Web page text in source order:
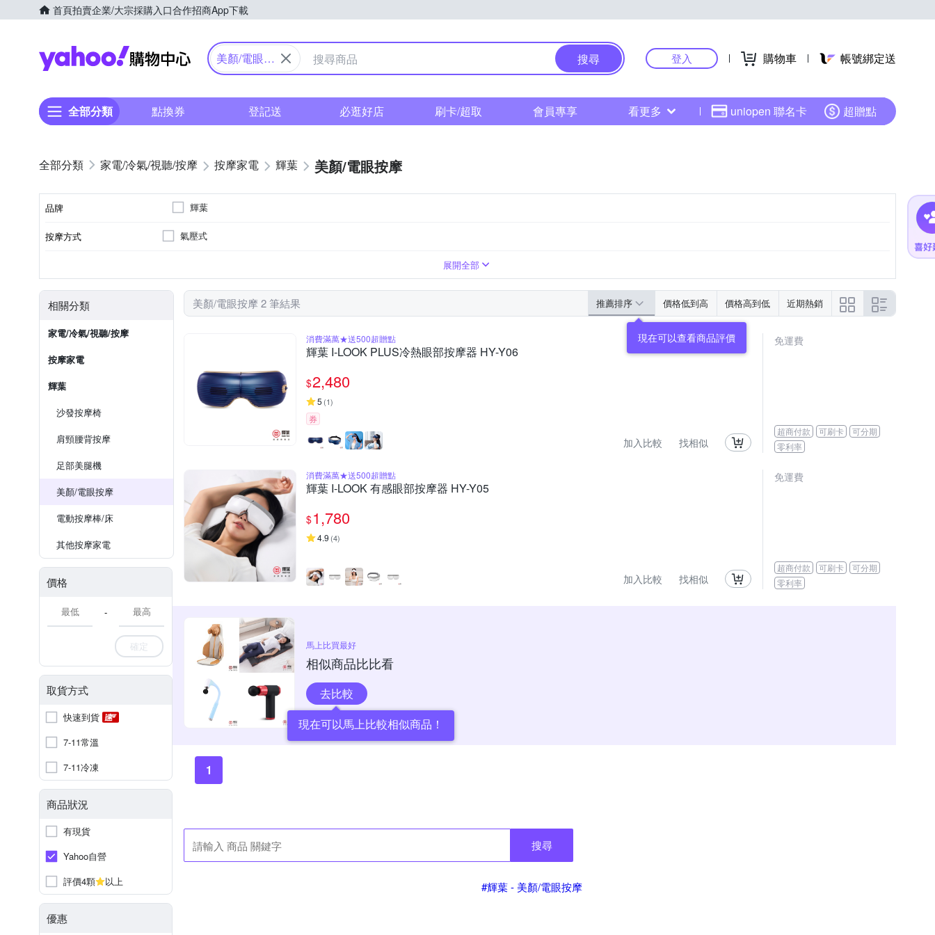
首頁拍賣企業/大宗採購入口合作招商App下載
Yahoo購物中心
美顏/電眼按
搜尋 登入 購物車 帳號綁定送
全部分類 點換券 登記送 必逛好店 刷卡/超取 會員專享 看更多 uniopen 聯名卡 超贈點
家電/冷氣/視聽/按摩 按摩家電 輝葉 美顏/電眼按摩
品牌 輝葉
按摩方式 氣壓式
展開全部
相關分類
家電/冷氣/視聽/按摩
按摩家電
輝葉
沙發按摩椅
肩頸腰背按摩
足部美腿機
美顏/電眼按摩
電動按摩棒/床
其他按摩家電
價格
-
確定
取貨方式
快速到貨
7-11常溫
7-11冷凍
商品狀況
有現貨
Yahoo自營
評價4顆
以上
優惠
美顏/電眼按摩 2 筆結果 推薦排序 價格低到高 價格高到低 近期熱銷
現在可以查看商品評價
消費滿萬★送500超贈點
輝葉 I-LOOK PLUS冷熱眼部按摩器 HY-Y06
$2,480
5 (1)
券
加入比較 找相似
免運費
超商付款 可刷卡
可分期
零利率
消費滿萬★送500超贈點
輝葉 I-LOOK 有感眼部按摩器 HY-Y05
$1,780
4.9 (4)
加入比較 找相似
免運費
超商付款 可刷卡
可分期
零利率
馬上比買最好
相似商品比比看
去比較
現在可以馬上比較相似商品！
1
搜尋
#輝葉 - 美顏/電眼按摩